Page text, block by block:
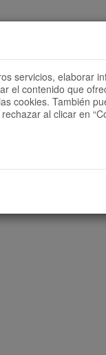
ser colaborador?
servicios, elaborar
el contenido que
cookies. También
al clicar en